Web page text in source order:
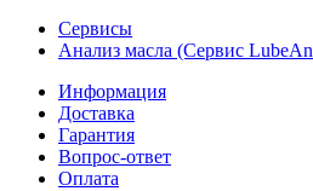
Сервисы
Анализ масла (Сервис
Информация
Доставка
Гарантия
Вопрос-ответ
Оплата